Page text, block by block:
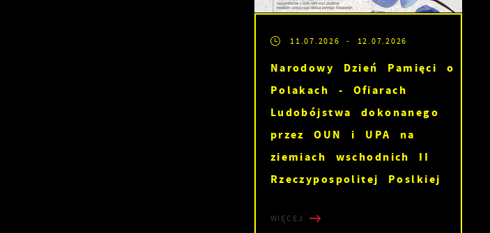
11.07.2026 - 12.07.2026
Narodowy Dzień Pamięci o
Polakach - Ofiarach
Ludobójstwa dokonanego
przez OUN i UPA na
ziemiach wschodnich II
Rzeczypospolitej Poslkiej
WIĘCEJ